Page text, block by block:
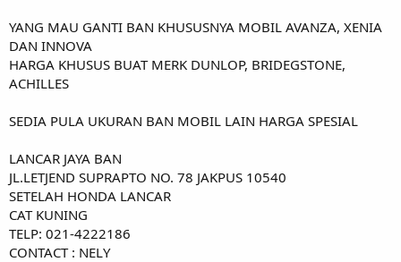
YANG MAU GANTI BAN KHUSUSNYA MOBIL AVANZA, XENIA
DAN INNOVA
HARGA KHUSUS BUAT MERK DUNLOP, BRIDEGSTONE,
ACHILLES
SEDIA PULA UKURAN BAN MOBIL LAIN HARGA SPESIAL
LANCAR JAYA BAN
JL.LETJEND SUPRAPTO NO. 78 JAKPUS 10540
SETELAH HONDA LANCAR
CAT KUNING
TELP: 021-4222186
CONTACT : NELY